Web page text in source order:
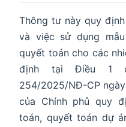
Thông tư này quy
và việc sử dụng
quyết toán cho các
định tại Điều 1
254/2025/NĐ-CP
của Chính phủ quy
toán, quyết toán dự